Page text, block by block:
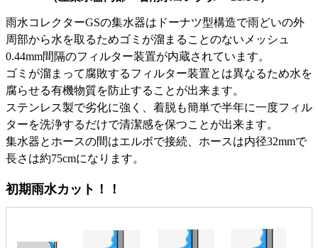
雨水コレクターGSの集水器はドーナツ型構造で雨どいの外
周部から水を取るためゴミが溜まることのないメッシュ
0.44mm間隔のフィルター装置が内蔵されています。
ゴミが溜まって腐敗するフィルター装置とは異なるため水を
腐らせる有機物質を防止することが出来ます。
ステンレス製で劣化に強く、着脱も簡単で半年に一度フィル
ターを洗浄するだけで清潔感を保つことが出来ます。
集水器とホースの間はエルボで接続、ホースは内径32mmで
長さは約75cmになります。
初期雨水カット！！